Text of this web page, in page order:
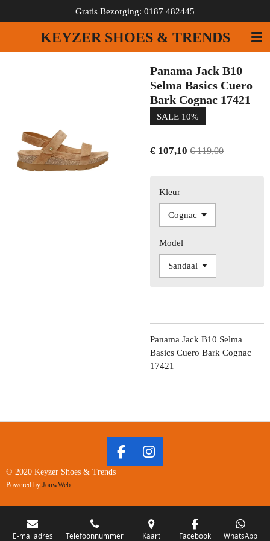
direct
de
KEYZER SHOES & TRENDS
Gratis Bezorging: 0187 482445
Panama Jack B10
Selma Basics Cuero
Bark Cognac 17421
SALE 10%
€ 107,10 € 119,00
Kleur
Model
Panama Jack B10 Selma
Basics Cuero Bark Cognac
17421
F
B
O
I
A
G
R
© 2020 Keyzer Shoes & Trends
Powered by JouwWeb
E-mailadres Telefoonnummer Kaart Facebook WhatsApp